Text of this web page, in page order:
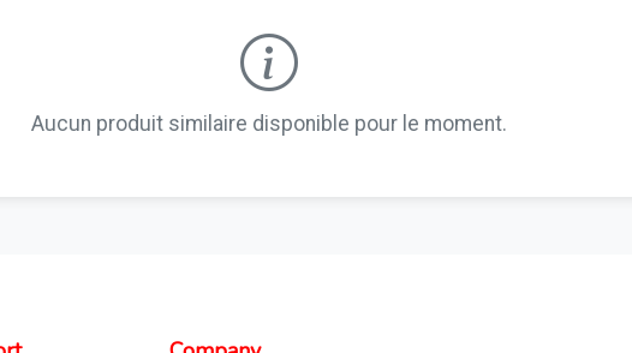
Aucun produit similaire disponible pour le moment.